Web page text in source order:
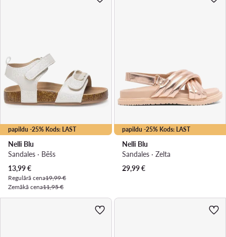
papildu -25% Kods: LAST
Nelli Blu
Sandales · Bēšs
Pašreizējā cena
13,99€
Regulārā cena19,99 €
Zemākā cena11,95 €
papildu -25% Kods: LAST
Nelli Blu
Sandales · Zelta
29,99€